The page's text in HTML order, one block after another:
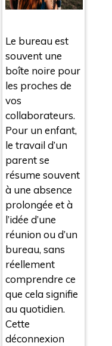
Le bureau est
souvent une
boîte noire pour
les proches de
vos
collaborateurs.
Pour un enfant,
le travail d’un
parent se
résume souvent
à une absence
prolongée et à
l’idée d’une
réunion ou d’un
bureau, sans
réellement
comprendre ce
que cela signifie
au quotidien.
Cette
déconnexion